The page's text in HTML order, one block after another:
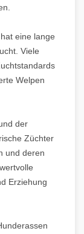
eine lange
Viele
Welpen
der
Züchter
und deren
Erziehung